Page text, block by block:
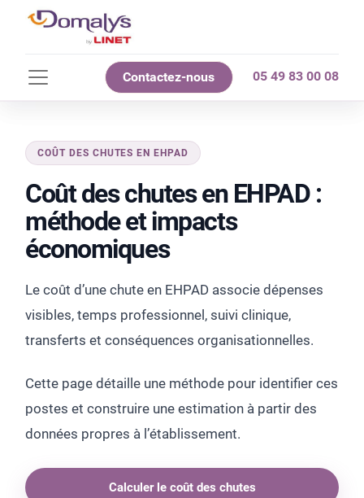
Contactez-nous 05 49 83 00 08
COÛT DES CHUTES EN EHPAD
Coût des chutes en EHPAD :
méthode et impacts
économiques
Le coût d’une chute en EHPAD associe dépenses
visibles, temps professionnel, suivi clinique,
transferts et conséquences organisationnelles.
Cette page détaille une méthode pour identifier ces
postes et construire une estimation à partir des
données propres à l’établissement.
Calculer le coût des chutes